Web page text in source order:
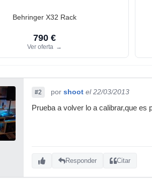
Behringer X32 Rack
790 €
Ver oferta →
#2 por shoot el 22/03/2013
Prueba a volver lo a calibrar,que es
Responder Citar